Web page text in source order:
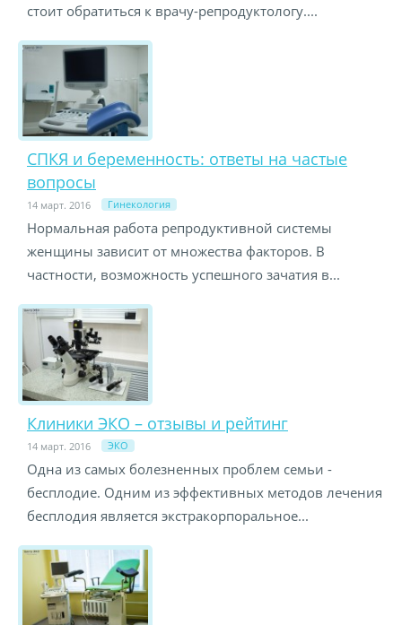
стоит обратиться к врачу-репродуктологу....
СПКЯ и беременность: ответы на частые
вопросы
14 март. 2016 Гинекология
Нормальная работа репродуктивной системы
женщины зависит от множества факторов. В
частности, возможность успешного зачатия в...
Клиники ЭКО – отзывы и рейтинг
14 март. 2016 ЭКО
Одна из самых болезненных проблем семьи -
бесплодие. Одним из эффективных методов лечения
бесплодия является экстракорпоральное...